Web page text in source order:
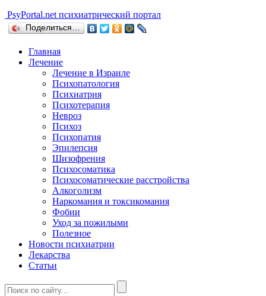
PsyPortal.net психиатрический портал
Поделиться…
Главная
Лечение
Лечение в Израиле
Психопатология
Психиатрия
Психотерапия
Невроз
Психоз
Психопатия
Эпилепсия
Шизофрения
Психосоматика
Психосоматические расстройства
Алкоголизм
Наркомания и токсикомания
Фобии
Уход за пожилыми
Полезное
Новости психиатрии
Лекарства
Статьи